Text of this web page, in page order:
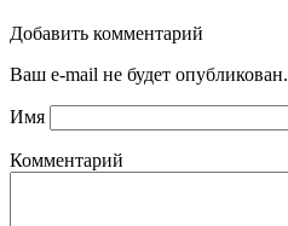
Добавить комментарий
Ваш e-mail не будет опубликован.
Имя
Комментарий